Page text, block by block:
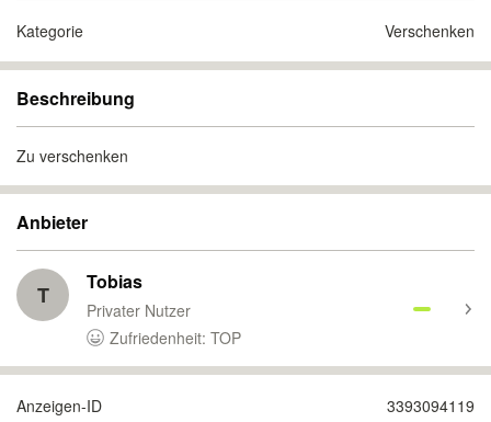
Kategorie Verschenken
Beschreibung
Zu verschenken
Anbieter
T Tobias
Privater Nutzer
Zufriedenheit: TOP
Anzeigen-ID 3393094119